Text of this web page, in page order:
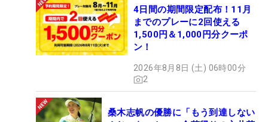
4日間の期間限定配布！11月
までのプレーに2回使える
1,500円＆1,000円分クーポ
ン！
2026年8月8日 (土) 06時00分
2
桑木志帆の優勝に「もう到達しない